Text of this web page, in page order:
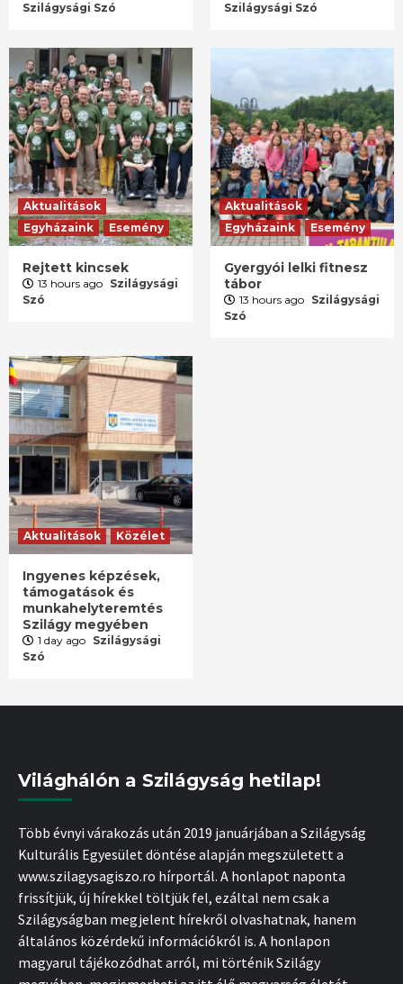
Szilágysági Szó
Szilágysági Szó
Aktualitások
Egyházaink
Esemény
Rejtett kincsek
13 hours ago Szilágysági
Szó
Aktualitások
Egyházaink
Esemény
Gyergyói lelki fitnesz
tábor
13 hours ago Szilágysági
Szó
Aktualitások Közélet
Ingyenes képzések,
támogatások és
munkahelyteremtés
Szilágy megyében
1 day ago Szilágysági
Szó
Világhálón a Szilágyság hetilap!
Több évnyi várakozás után 2019 januárjában a Szilágyság
Kulturális Egyesület döntése alapján megszületett a
www.szilagysagiszo.ro hírportál. A honlapot naponta
frissítjük, új hírekkel töltjük fel, ezáltal nem csak a
Szilágyságban megjelent hírekről olvashatnak, hanem
általános közérdekű információkról is. A honlapon
magyarul tájékozódhat arról, mi történik Szilágy